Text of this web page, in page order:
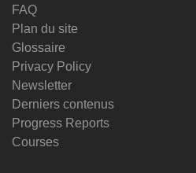
FAQ
Plan du site
Glossaire
Privacy Policy
Newsletter
Derniers contenus
Progress Reports
Courses